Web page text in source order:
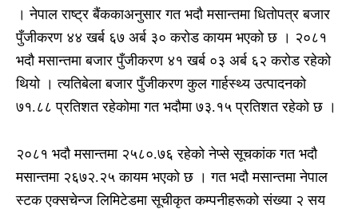
। नेपाल राष्ट्र बैंककाअनुसार गत भदौ मसान्तमा धितोपत्र बजार
पुँजीकरण ४४ खर्ब ६७ अर्ब ३० करोड कायम भएको छ । २०८१
भदौ मसान्तमा बजार पुँजीकरण ४१ खर्ब ०३ अर्ब ६२ करोड रहेको
थियो । त्यतिबेला बजार पुँजीकरण कुल गार्हस्थ्य उत्पादनको
७१.८८ प्रतिशत रहेकोमा गत भदौमा ७३.१५ प्रतिशत रहेको छ ।
२०८१ भदौ मसान्तमा २५८०.७६ रहेको नेप्से सूचकांक गत भदौ
मसान्तमा २६७२.२५ कायम भएको छ । गत भदौ मसान्तमा नेपाल
स्टक एक्सचेन्ज लिमिटेडमा सूचीकृत कम्पनीहरूको संख्या २ सय